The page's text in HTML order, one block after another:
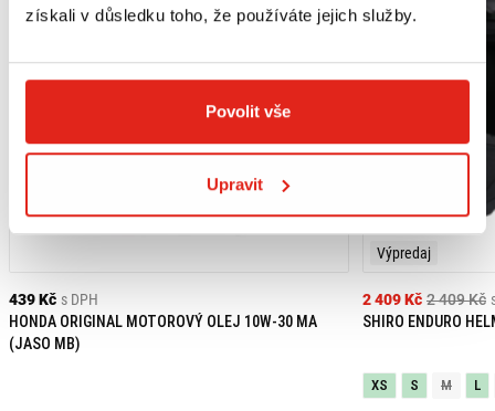
získali v důsledku toho, že používáte jejich služby.
Povolit vše
Upravit
439 Kč s DPH
HONDA ORIGINAL MOTOROVÝ OLEJ 10W-30 MA
(JASO MB)
Výpredaj
2 409 Kč
2 409 Kč
SHIRO ENDURO
XS S M L